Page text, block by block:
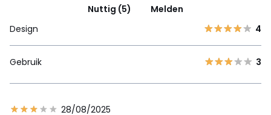
Nuttig (5)
Melden
Design
4
Gebruik 3
28/08/2025